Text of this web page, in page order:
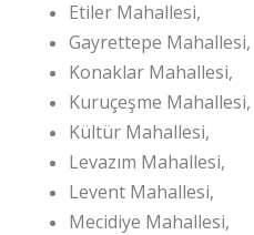
Etiler Mahallesi,
Gayrettepe Mahallesi,
Konaklar Mahallesi,
Kuruçeşme Mahallesi,
Kültür Mahallesi,
Levazım Mahallesi,
Levent Mahallesi,
Mecidiye Mahallesi,